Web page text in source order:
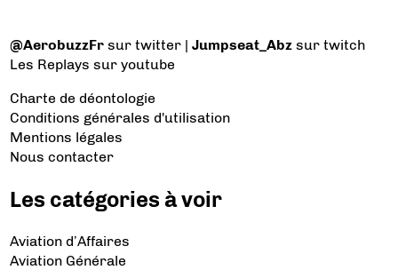
@AerobuzzFr sur twitter |Jumpseat_Abz sur twitch
Les Replays sur youtube
Charte de déontologie
Conditions générales d'utilisation
Mentions légales
Nous contacter
Les catégories à voir
Aviation d’Affaires
Aviation Générale